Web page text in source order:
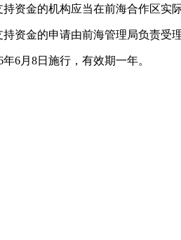
持资金的机构应当在前海合作区实
持资金的申请由前海管理局负责
年6月8日施行，有效期一年。